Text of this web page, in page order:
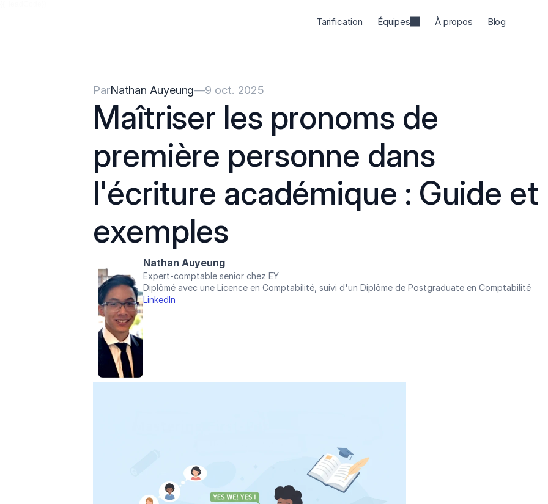
Tarification Équipes À propos Blog
ParNathan Auyeung—9 oct. 2025
Maîtriser les pronoms de
première personne dans
l'écriture académique : Guide et
exemples
Nathan Auyeung
Expert-comptable senior chez EY
Diplômé avec une Licence en Comptabilité, suivi d'un Diplôme de Postgraduate en Comptabilité
LinkedIn